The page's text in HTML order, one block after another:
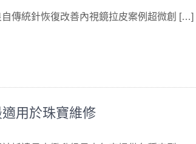
傳統針恢復改善內視鏡拉皮案例超微創 […]
用於珠寶維修